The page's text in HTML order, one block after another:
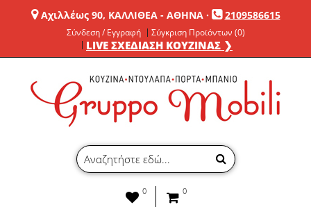
Αχιλλέως 90, ΚΑΛΛΙΘΕΑ - ΑΘΗΝΑ· 2109586615
Σύνδεση / Εγγραφή Σύγκριση Προϊόντων (0)
LIVE ΣΧΕΔΙΑΣΗ ΚΟΥΖΙΝΑΣ ❯
0 0